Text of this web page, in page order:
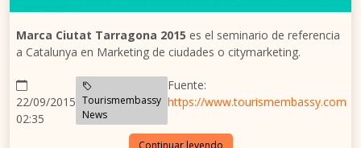
Marca Ciutat Tarragona 2015 es el seminario de referencia
a Catalunya en Marketing de ciudades o citymarketing.
22/09/2015
02:35
Tourismembassy
News
Fuente:
https://www.tourismembassy.com
Continuar leyendo